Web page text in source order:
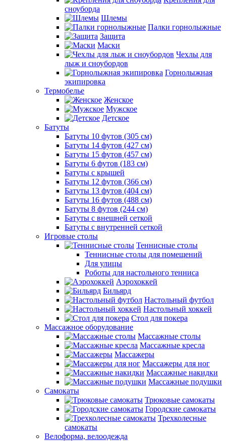
сноуборда
Шлемы
Палки горнолыжные
Защита
Маски
Чехлы для
лыж и сноубордов
Горнолыжная
экипировка
Термобелье
Женское
Мужское
Детское
Батуты
Батуты 10 футов (305 см)
Батуты 14 футов (427 см)
Батуты 15 футов (457 см)
Батуты 6 футов (183 см)
Батуты с крышей
Батуты 12 футов (366 см)
Батуты 13 футов (404 см)
Батуты 16 футов (488 см)
Батуты 8 футов (244 см)
Батуты с внешней сеткой
Батуты с внутренней сеткой
Игровые столы
Теннисные столы
Теннисные столы для помещений
Для улицы
Роботы для настольного тенниса
Аэрохоккей
Бильярд
Настольный футбол
Настольный хоккей
Стол для покера
Массажное оборудование
Массажные столы
Массажные кресла
Массажеры
Массажеры для ног
Массажные накидки
Массажные подушки
Самокаты
Трюковые самокаты
Городские самокаты
Трехколесные
самокаты
Велоформа, велоодежда